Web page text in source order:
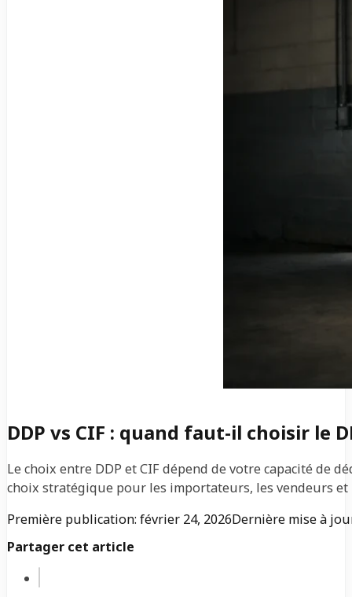
DDP vs CIF : quand faut-il choisir le
Le choix entre DDP et CIF dépend de votre capacité de
choix stratégique pour les importateurs, les vendeurs et
Première publication: février 24, 2026Dernière mise à
Partager cet article